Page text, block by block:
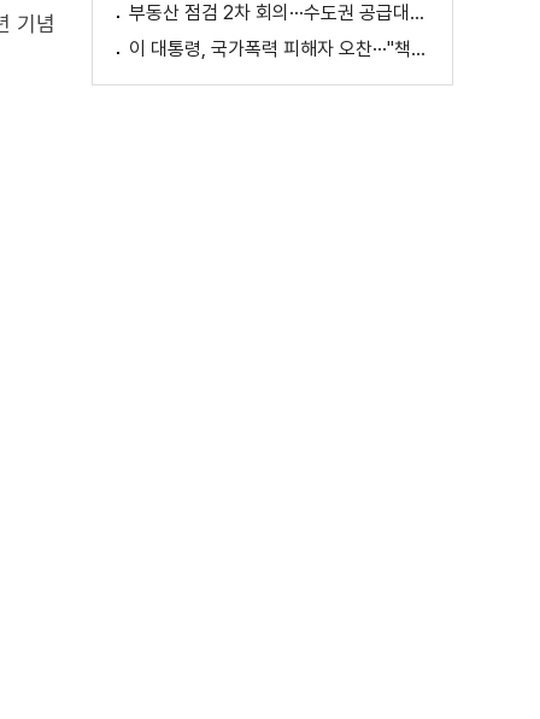
기념
부동산 점검 2차 회의···수도권 공급대책 논의
이 대통령, 국가폭력 피해자 오찬···"책임지고 치유"